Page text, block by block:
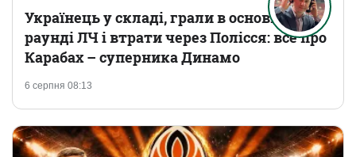
6 серпня 08:13
Українець у складі, грали в основному
раунді ЛЧ і втрати через Полісся: все про
Карабах – суперника Динамо